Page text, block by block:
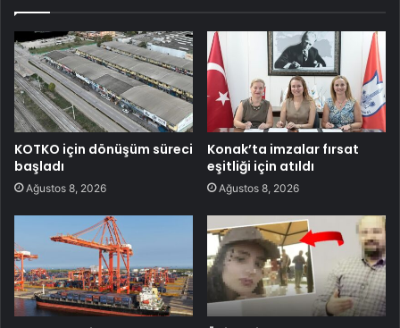
KOTKO için dönüşüm süreci
başladı
Ağustos 8, 2026
Konak’ta imzalar fırsat
eşitliği için atıldı
Ağustos 8, 2026